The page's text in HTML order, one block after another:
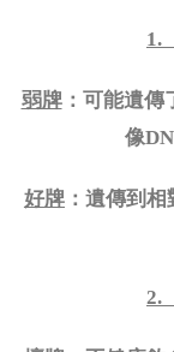
1.
弱牌：可能遺傳
像
好牌 ：遺傳到
2.